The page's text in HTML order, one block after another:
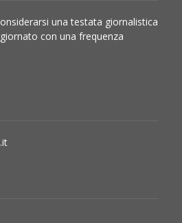
una testata giornalistica
con una frequenza